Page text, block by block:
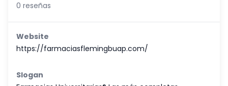
0 reseñas
Website
https://farmaciasflemingbuap.com/
Slogan